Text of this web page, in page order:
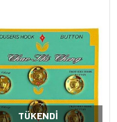
TÜKENDI